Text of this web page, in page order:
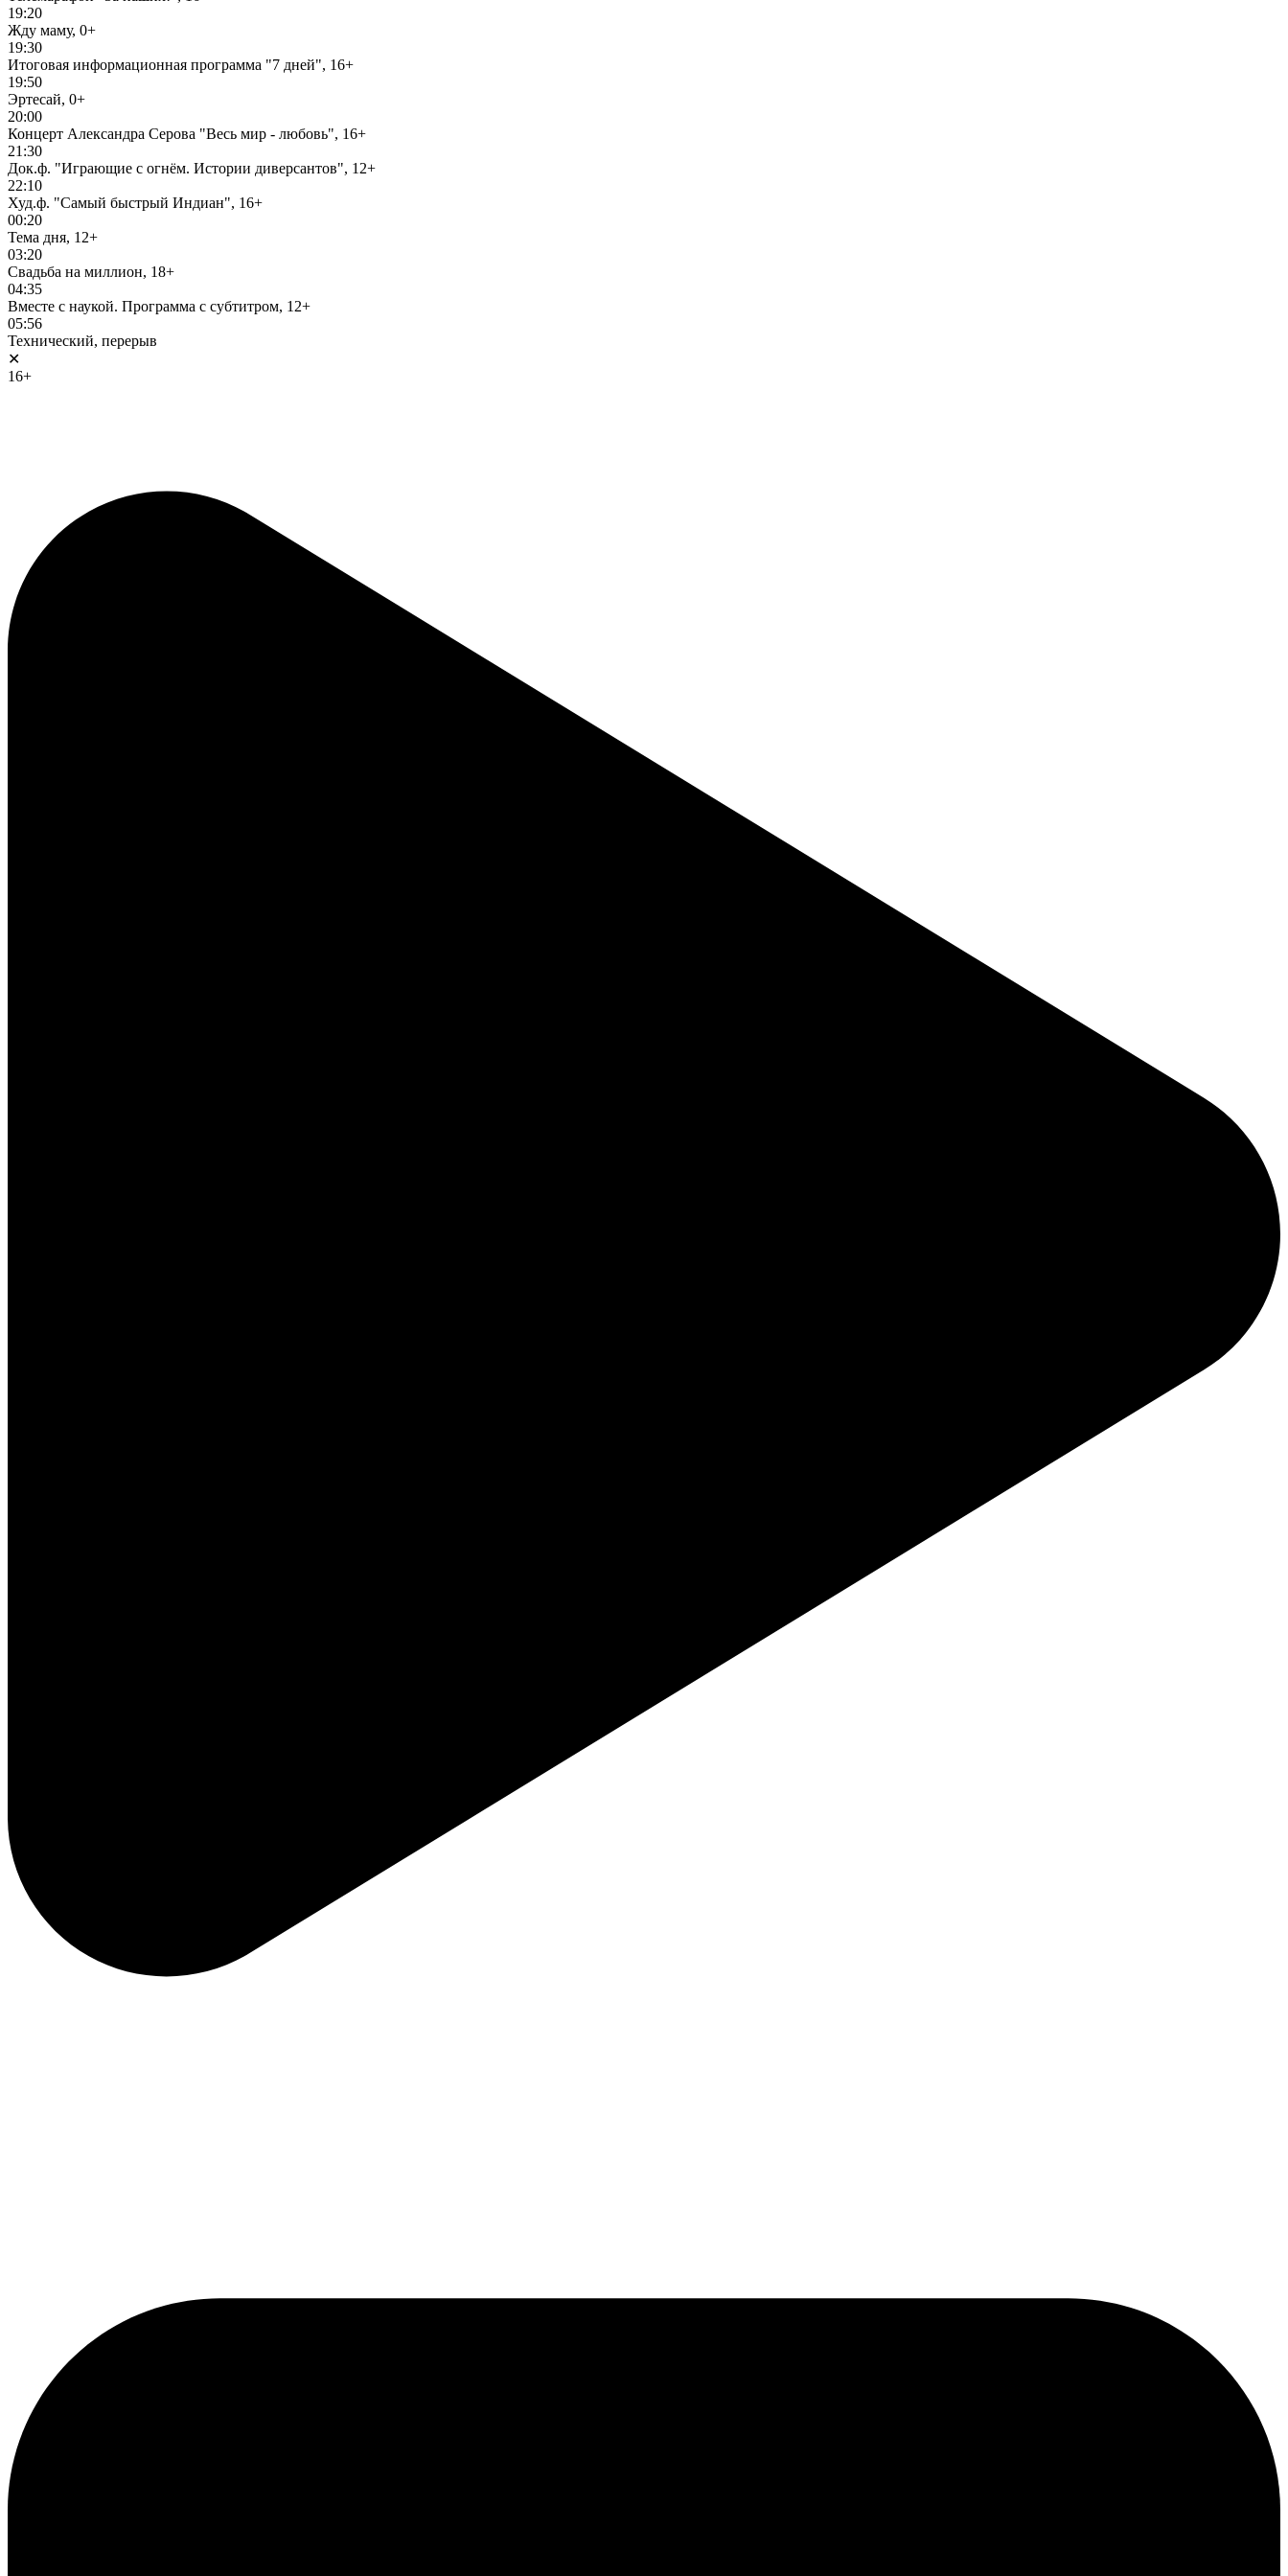
19:20
Жду маму, 0+
19:30
Итоговая информационная программа "7 дней", 16+
19:50
Эртесай, 0+
20:00
Концерт Александра Серова "Весь мир - любовь", 16+
21:30
Док.ф. "Играющие с огнём. Истории диверсантов", 12+
22:10
Худ.ф. "Самый быстрый Индиан", 16+
00:20
Тема дня, 12+
03:20
Свадьба на миллион, 18+
04:35
Вместе с наукой. Программа с субтитром, 12+
05:56
Технический, перерыв
✕
16+